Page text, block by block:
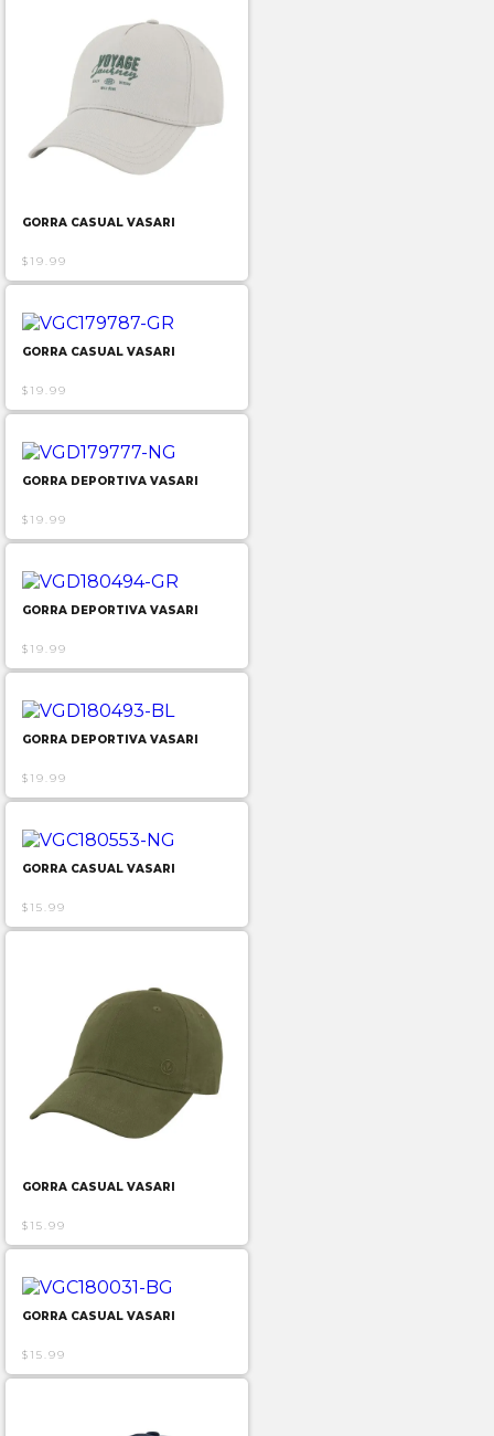
GORRA CASUAL VASARI
$19.99
GORRA CASUAL VASARI
$19.99
GORRA DEPORTIVA VASARI
$19.99
GORRA DEPORTIVA VASARI
$19.99
GORRA DEPORTIVA VASARI
$19.99
GORRA CASUAL VASARI
$15.99
GORRA CASUAL VASARI
$15.99
GORRA CASUAL VASARI
$15.99